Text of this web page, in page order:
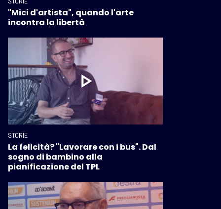
"Mici d'artista", quando l'arte
incontra la libertà
STORIE
La felicità? "Lavorare con i bus". Dal
sogno di bambino alla
pianificazione del TPL